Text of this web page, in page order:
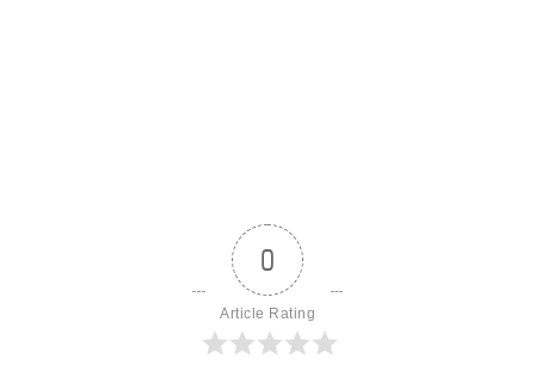
0
Article Rating